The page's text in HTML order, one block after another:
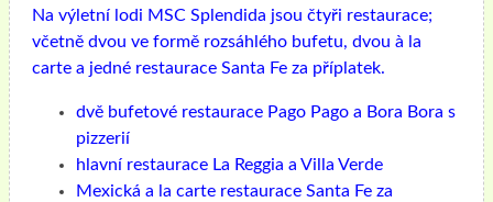
Na výletní lodi MSC Splendida jsou čtyři restaurace;
včetně dvou ve formě rozsáhlého bufetu, dvou à la
carte a jedné restaurace Santa Fe za příplatek.
dvě bufetové restaurace Pago Pago a Bora Bora s
pizzerií
hlavní restaurace La Reggia a Villa Verde
Mexická a la carte restaurace Santa Fe za